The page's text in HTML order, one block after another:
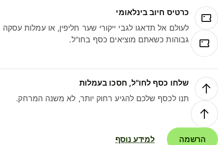
כרטיס חיוב בינלאומי
לעולם אל תדאגו לגבי ייקורי שער חליפין, או עמלות עסקה
גבוהות כשאתם מוציאים כסף בחו"ל.
שלחו כסף לחו"ל, חסכו בעמלות
תנו לכסף שלכם להגיע רחוק יותר, לא משנה המרחק.
הרשמה למידע נוסף